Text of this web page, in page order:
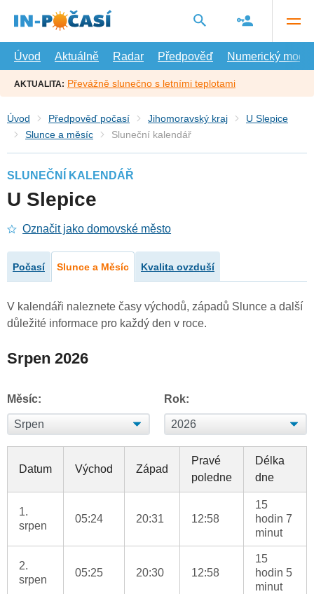
hlavní
Úvod
Aktuálně Radar Předpověď Numerický model
AKTUALITA: Převážně slunečno s letními teplotami
Úvod Předpověď počasí Jihomoravský kraj
U Slepice
Slunce a měsíc
Sluneční kalendář
SLUNEČNÍ KALENDÁŘ
U Slepice
Označit jako domovské město
Počasí Slunce a Měsíc Kvalita ovzduší
V kalendáři naleznete časy východů, západů Slunce a další
důležité informace pro každý den v roce.
Srpen 2026
Měsíc: Rok:
Datum Východ Západ
Pravé
poledne
Délka
dne
1.
srpen
05:24 20:31 12:58
15
hodin 7
minut
2.
srpen
05:25 20:30 12:58
15
hodin 5
minut